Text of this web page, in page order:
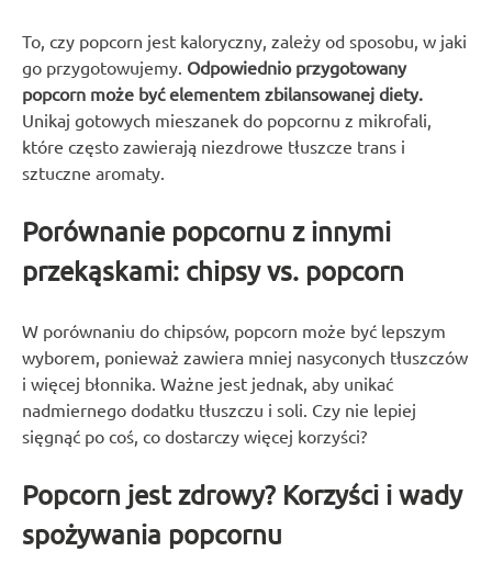
To, czy popcorn jest kaloryczny, zależy od sposobu, w jaki
go przygotowujemy. Odpowiednio przygotowany
popcorn może być elementem zbilansowanej diety.
Unikaj gotowych mieszanek do popcornu z mikrofali,
które często zawierają niezdrowe tłuszcze trans i
sztuczne aromaty.
Porównanie popcornu z innymi
przekąskami: chipsy vs. popcorn
W porównaniu do chipsów, popcorn może być lepszym
wyborem, ponieważ zawiera mniej nasyconych tłuszczów
i więcej błonnika. Ważne jest jednak, aby unikać
nadmiernego dodatku tłuszczu i soli. Czy nie lepiej
sięgnąć po coś, co dostarczy więcej korzyści?
Popcorn jest zdrowy? Korzyści i wady
spożywania popcornu